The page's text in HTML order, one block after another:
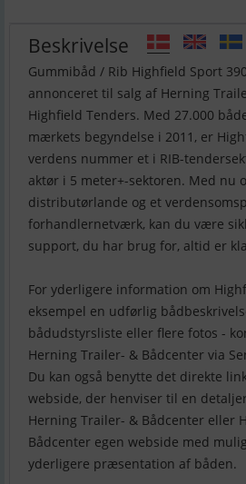
Beskrivelse
Gummibåd / Rib Highfield Sport
annonceret til salg af Herning
Highfield Tenders. Med 27.000
mærkets begyndelse i 2011, er
verdens nummer et i RIB-
aktør i 5 meter+-sektoren. Med nu
distributørlande og et
forhandlernetværk, kan du være
support, du har brug for, altid er
For yderligere information om
eksempel en udførlig
bådudstyrsliste eller flere fotos -
Herning Trailer- & Bådcenter via
Du kan også benytte det direkte
webside, der henviser til en
Herning Trailer- & Bådcenter eller
Bådcenter egen webside med
yderligere præsentation af båden.